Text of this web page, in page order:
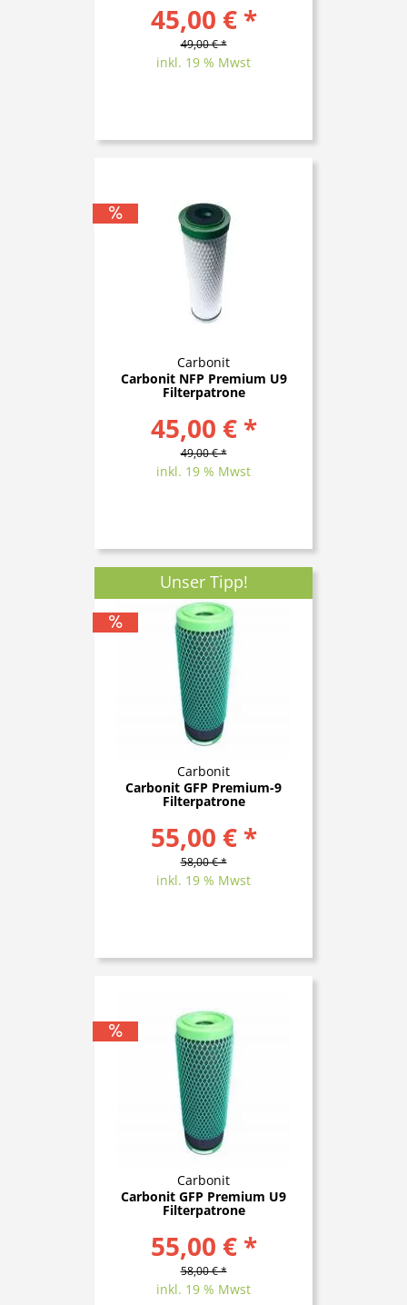
45,00 € *
49,00 € *
inkl. 19 % Mwst
Carbonit
Carbonit NFP Premium U9
Filterpatrone
45,00 € *
49,00 € *
inkl. 19 % Mwst
Unser Tipp!
Carbonit
Carbonit GFP Premium-9
Filterpatrone
55,00 € *
58,00 € *
inkl. 19 % Mwst
Carbonit
Carbonit GFP Premium U9
Filterpatrone
55,00 € *
58,00 € *
inkl. 19 % Mwst